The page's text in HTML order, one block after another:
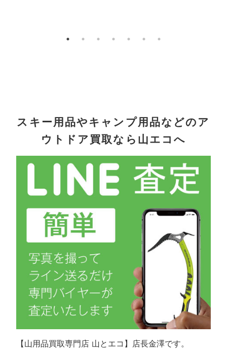
スキー用品やキャンプ用品などのア
ウトドア買取なら山エコへ
【山用品買取専門店 山とエコ】店長金澤です。